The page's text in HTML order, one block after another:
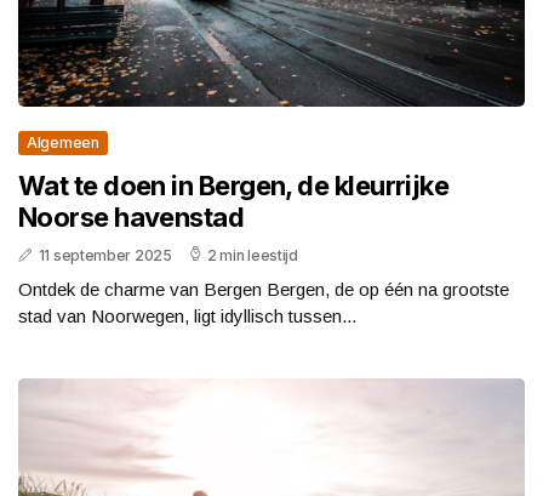
Algemeen
Wat te doen in Bergen, de kleurrijke
Noorse havenstad
11 september 2025 2 min leestijd
Ontdek de charme van Bergen Bergen, de op één na grootste
stad van Noorwegen, ligt idyllisch tussen...